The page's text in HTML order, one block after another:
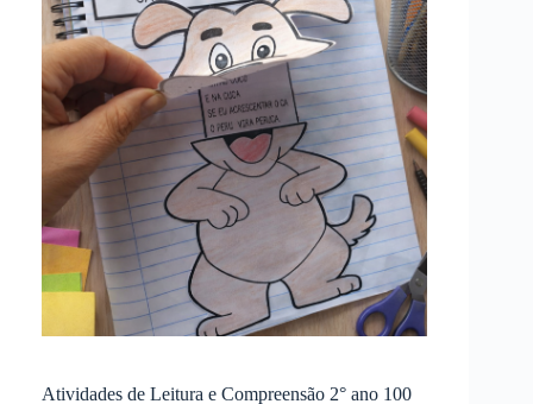
Atividades de Leitura e Compreensão 2° ano 100